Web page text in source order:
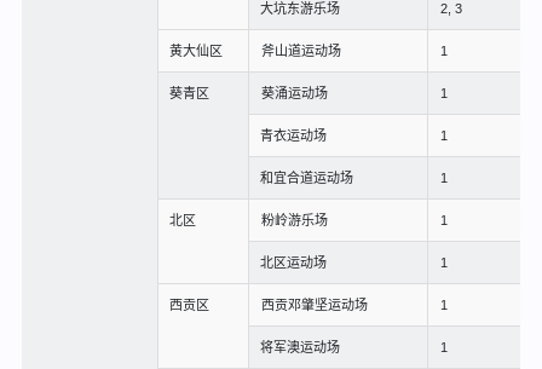
大坑东游乐场 2, 3
黄大仙区 斧山道运动场 1
葵青区 葵涌运动场 1
青衣运动场 1
和宜合道运动场 1
北区 粉岭游乐场 1
北区运动场 1
西贡区 西贡邓肇坚运动场 1
将军澳运动场 1